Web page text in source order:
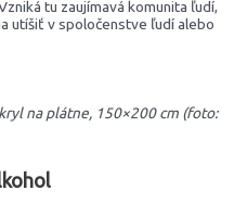
tu zaujímavá komunita ľudí,
utíšiť v spoločenstve ľudí alebo
na plátne, 150×200 cm (foto: